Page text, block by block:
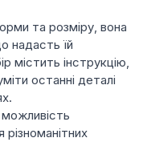
та розміру, вона
надасть їй
містить інструкцію,
останні деталі
різноманітних